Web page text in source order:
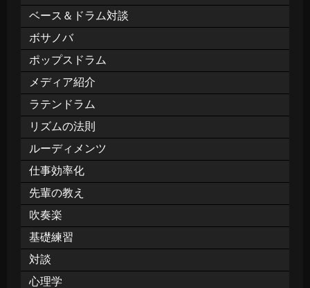
ベース＆ドラム対談
ボサノバ
ポップスドラム
メディア紹介
ラテンドラム
リズムの法則
ルーディメンツ
仕事効率化
先輩の教え
吹奏楽
基礎練習
対談
心理学